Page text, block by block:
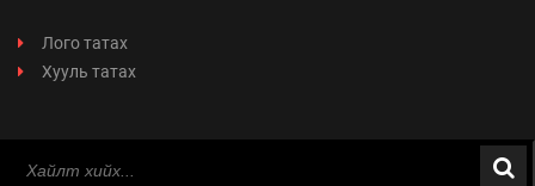
Лого татах
Хууль татах